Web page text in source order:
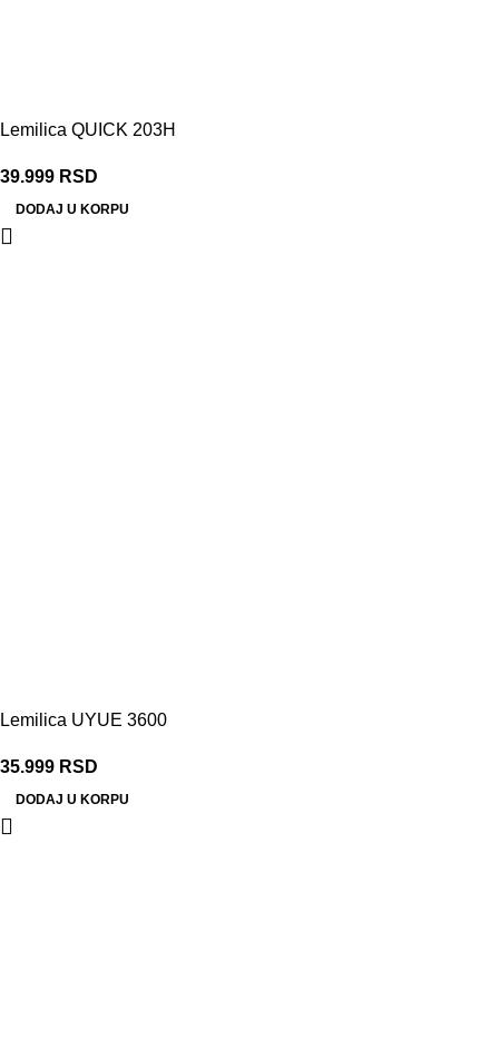
Lemilica QUICK 203H
39.999 RSD
DODAJ U KORPU
Lemilica UYUE 3600
35.999 RSD
DODAJ U KORPU